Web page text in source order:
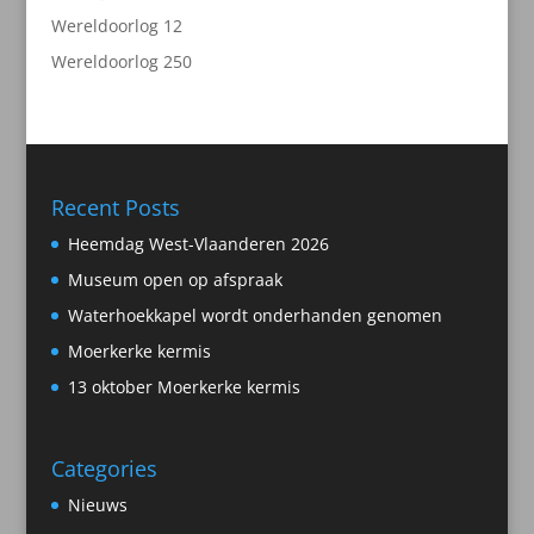
producten
Wereldoorlog 122
producten
Wereldoorlog 25050
Recent Posts
Heemdag West-Vlaanderen 2026
Museum open op afspraak
Waterhoekkapel wordt onderhanden genomen
Moerkerke kermis
13 oktober Moerkerke kermis
Categories
Nieuws